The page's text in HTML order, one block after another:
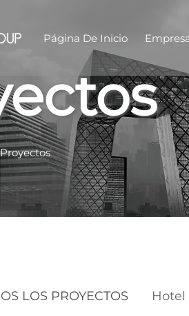
Página De Inicio
Proyectos
LOS PROYECTOS Hotel